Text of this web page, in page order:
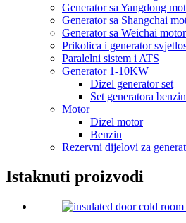
Generator sa Yangdong
Generator sa Shangchai
Generator sa Weichai
Prikolica i generator
Paralelni sistem i ATS
Generator 1-10KW
Dizel generator set
Set generatora
Motor
Dizel motor
Benzin
Rezervni dijelovi za
Istaknuti proizvodi